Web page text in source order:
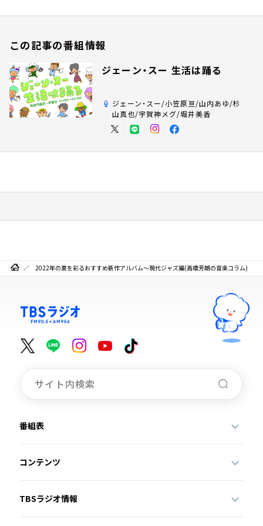
この記事の番組情報
ジェーン・スー 生活は踊る
ジェーン・スー/小笠原亘/山内あゆ/杉
山真也/宇賀神メグ/堀井美香
2022年の夏を彩るおすすめ新作アルバム～現代ジャズ編(高橋芳朗の音楽コラム)
番組表
コンテンツ
TBSラジオ情報